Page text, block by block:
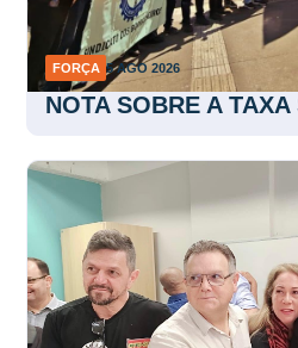
FORÇA 5 AGO 2026
NOTA SOBRE A TAXA